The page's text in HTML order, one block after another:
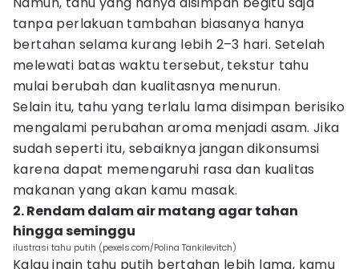
tanpa perlakuan tambahan biasanya hanya
bertahan selama kurang lebih 2–3 hari. Setelah
melewati batas waktu tersebut, tekstur tahu
mulai berubah dan kualitasnya menurun.
Selain itu, tahu yang terlalu lama disimpan berisiko
mengalami perubahan aroma menjadi asam. Jika
sudah seperti itu, sebaiknya jangan dikonsumsi
karena dapat memengaruhi rasa dan kualitas
makanan yang akan kamu masak.
2. Rendam dalam air matang agar tahan
hingga seminggu
ilustrasi tahu putih (pexels.com/Polina Tankilevitch)
Kalau ingin tahu putih bertahan lebih lama, kamu